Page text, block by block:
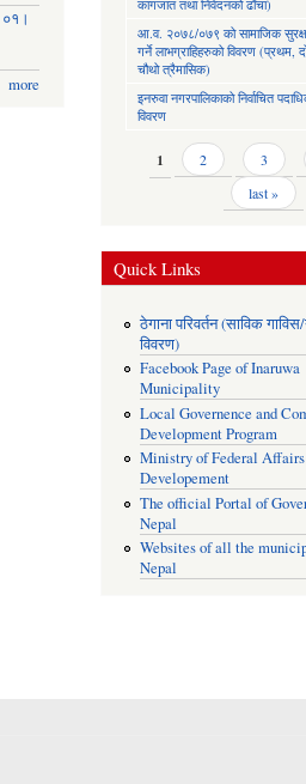
more
कागजात तथा निवेदनको ढाँचा)
आ.व. २०७८/०७९ को सामाजिक सुरक्षा
गर्ने लाभग्राहिहरुको विवरण (प्रथम,
चौथो त्रैमासिक)
इनरुवा नगरपालिकाको निर्वाचित
विवरण
Pages
1 2 3
last »
Quick Links
ठेगाना परिवर्तन (साविक
विवरण)
Facebook Page of Inaruwa
Municipality
Local Governence and
Development Program
Ministry of Federal
Developement
The official Portal of
Nepal
Websites of all the
Nepal